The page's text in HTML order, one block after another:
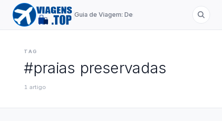
Guia de Viagem: Destinos de A a Z
TAG
#praias preservadas
1 artigo